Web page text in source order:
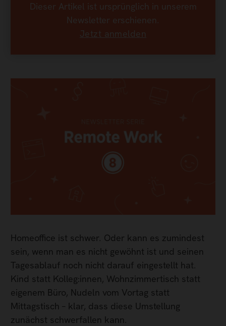
Dieser Artikel ist ursprünglich in unserem
Newsletter erschienen.
Jetzt anmelden
Homeoffice ist schwer. Oder kann es zumindest
sein, wenn man es nicht gewöhnt ist und seinen
Tagesablauf noch nicht darauf eingestellt hat.
Kind statt Kolleg:innen, Wohnzimmertisch statt
eigenem Büro, Nudeln vom Vortag statt
Mittagstisch – klar, dass diese Umstellung
zunächst schwerfallen kann.